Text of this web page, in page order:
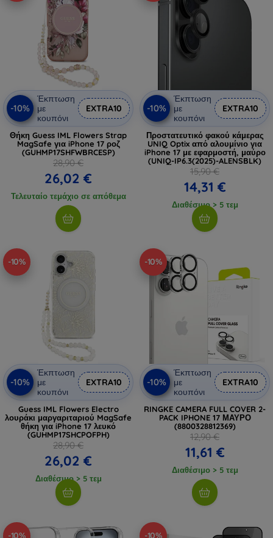
-10%
Έκπτωση
με
κουπόνι
EXTRA10
Θήκη Guess IML Flowers Strap
MagSafe για iPhone 17 ροζ
(GUHMP17SHFWBRCESP)
28,90 €
26,02 €
Τελευταίο τεμάχιο σε απόθεμα
-10%
Έκπτωση
με
κουπόνι
EXTRA10
Προστατευτικό φακού κάμερας
UNIQ Optix από αλουμίνιο για
iPhone 17 με εφαρμοστή, μαύρο
(UNIQ-IP6.3(2025)-ALENSBLK)
15,90 €
14,31 €
Διαθέσιμο > 5 τεμ
-10%
-10%
Έκπτωση
με
κουπόνι
EXTRA10
Guess IML Flowers Electro
λουράκι μαργαριταριού MagSafe
θήκη για iPhone 17 λευκό
(GUHMP17SHCPOFPH)
28,90 €
26,02 €
Διαθέσιμο > 5 τεμ
-10%
-10%
Έκπτωση
με
κουπόνι
EXTRA10
RINGKE CAMERA FULL COVER 2-
PACK IPHONE 17 ΜΑΥΡΟ
(8800328812369)
12,90 €
11,61 €
Διαθέσιμο > 5 τεμ
-10% -10%